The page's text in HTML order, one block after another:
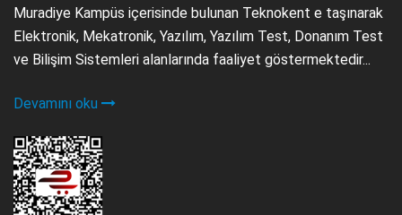
Muradiye Kampüs içerisinde bulunan Teknokent e taşınarak
Elektronik, Mekatronik, Yazılım, Yazılım Test, Donanım Test
ve Bilişim Sistemleri alanlarında faaliyet göstermektedir...
Devamını oku